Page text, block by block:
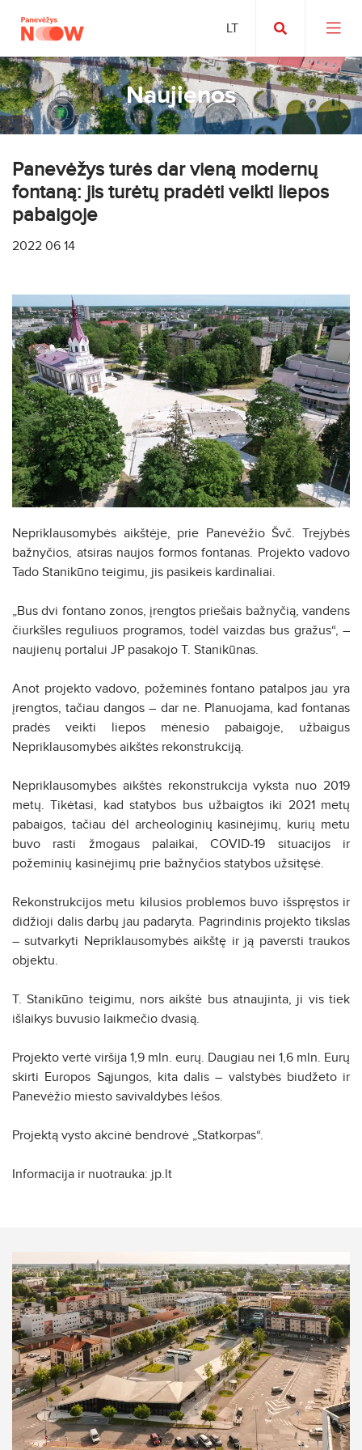
Naujienos
Panevėžys turės dar vieną modernų
fontaną: jis turėtų pradėti veikti liepos
pabaigoje
2022 06 14
Nepriklausomybės aikštėje, prie Panevėžio Švč. Trejybės
bažnyčios, atsiras naujos formos fontanas. Projekto vadovo
Tado Stanikūno teigimu, jis pasikeis kardinaliai.
„Bus dvi fontano zonos, įrengtos priešais bažnyčią, vandens
čiurkšles reguliuos programos, todėl vaizdas bus gražus“, –
naujienų portalui JP pasakojo T. Stanikūnas.
Anot projekto vadovo, požeminės fontano patalpos jau yra
įrengtos, tačiau dangos – dar ne. Planuojama, kad fontanas
pradės veikti liepos mėnesio pabaigoje, užbaigus
Nepriklausomybės aikštės rekonstrukciją.
Nepriklausomybės aikštės rekonstrukcija vyksta nuo 2019
metų. Tikėtasi, kad statybos bus užbaigtos iki 2021 metų
pabaigos, tačiau dėl archeologinių kasinėjimų, kurių metu
buvo rasti žmogaus palaikai, COVID-19 situacijos ir
požeminių kasinėjimų prie bažnyčios statybos užsitęsė.
Rekonstrukcijos metu kilusios problemos buvo išspręstos ir
didžioji dalis darbų jau padaryta. Pagrindinis projekto tikslas
– sutvarkyti Nepriklausomybės aikštę ir ją paversti traukos
objektu.
T. Stanikūno teigimu, nors aikštė bus atnaujinta, ji vis tiek
išlaikys buvusio laikmečio dvasią.
Projekto vertė viršija 1,9 mln. eurų. Daugiau nei 1,6 mln. Eurų
skirti Europos Sąjungos, kita dalis – valstybės biudžeto ir
Panevėžio miesto savivaldybės lėšos.
Projektą vysto akcinė bendrovė „Statkorpas“.
Informacija ir nuotrauka: jp.lt